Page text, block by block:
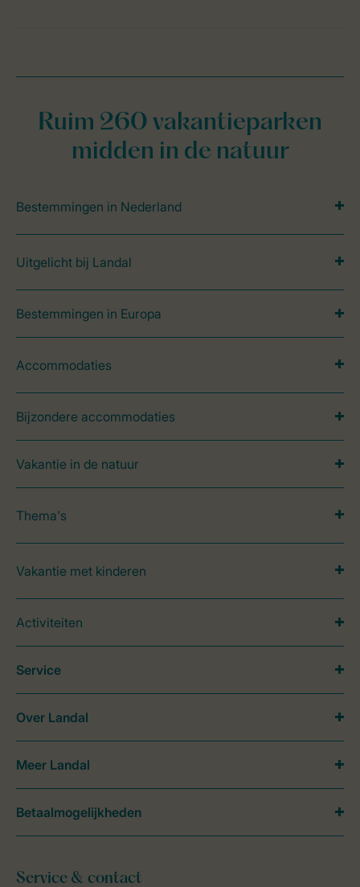
Ruim 260 vakantieparken
midden in de natuur
Bestemmingen in Nederland
Uitgelicht bij Landal
Bestemmingen in Europa
Accommodaties
Bijzondere accommodaties
Vakantie in de natuur
Thema's
Vakantie met kinderen
Activiteiten
Service & contact
Service
Over Landal
Meer Landal
Betaalmogelijkheden